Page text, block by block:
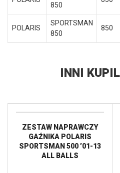
850
POLARIS
SPORTSMAN
850
850
INNI
ZESTAW NAPRAWCZY
GAŹNIKA POLARIS
SPORTSMAN 500 ’01-13
ALL BALLS